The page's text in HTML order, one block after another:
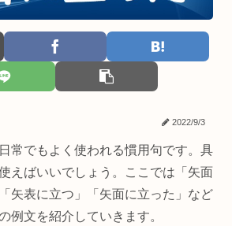
2022/9/3
常でもよく使われる慣用句です。具
えばいいでしょう。ここでは「矢面
矢表に立つ」「矢面に立った」など
例文を紹介していきます。